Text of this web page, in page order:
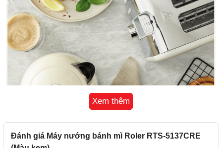
Xem thêm
Đánh giá Máy nướng bánh mì Roler RTS-5137CRE